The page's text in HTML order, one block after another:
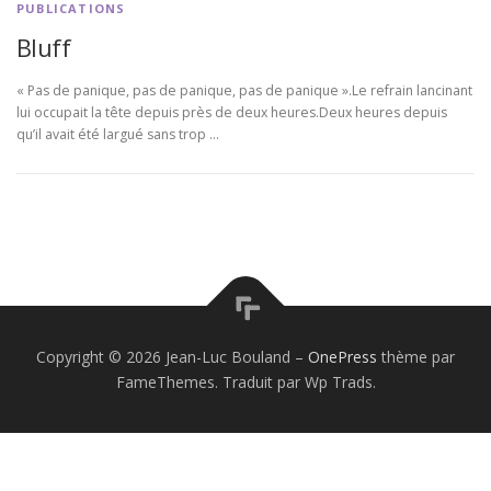
PUBLICATIONS
Bluff
« Pas de panique, pas de panique, pas de panique ».Le refrain lancinant
lui occupait la tête depuis près de deux heures.Deux heures depuis
qu’il avait été largué sans trop …
Copyright © 2026 Jean-Luc Bouland – OnePress thème par
FameThemes. Traduit par Wp Trads.